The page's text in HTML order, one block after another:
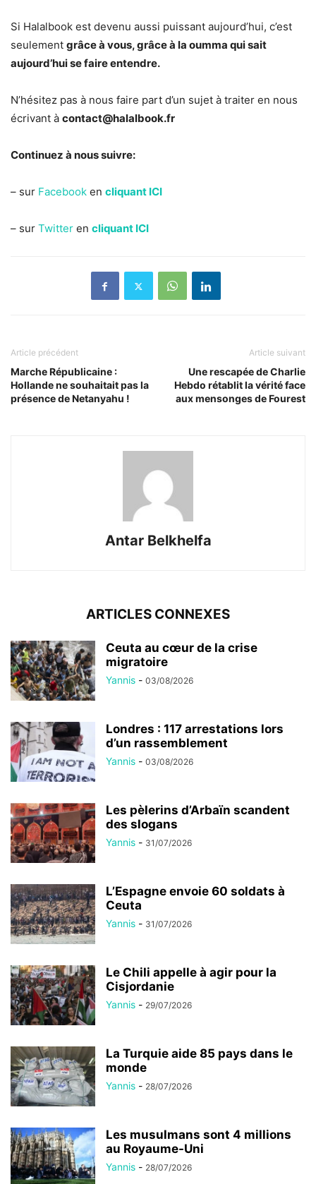
Si Halalbook est devenu aussi puissant aujourd’hui, c’est
seulement grâce à vous, grâce à la oumma qui sait
aujourd’hui se faire entendre.
N’hésitez pas à nous faire part d’un sujet à traiter en nous
écrivant à contact@halalbook.fr
Continuez à nous suivre:
– sur Facebook en cliquant ICI
– sur Twitter en cliquant ICI
Article précédent
Marche Républicaine :
Hollande ne souhaitait pas la
présence de Netanyahu !
Article suivant
Une rescapée de Charlie
Hebdo rétablit la vérité face
aux mensonges de Fourest
Antar Belkhelfa
ARTICLES CONNEXES
Ceuta au cœur de la crise
migratoire
Yannis - 03/08/2026
Londres : 117 arrestations lors
d’un rassemblement
Yannis - 03/08/2026
Les pèlerins d’Arbaïn scandent
des slogans
Yannis - 31/07/2026
L’Espagne envoie 60 soldats à
Ceuta
Yannis - 31/07/2026
Le Chili appelle à agir pour la
Cisjordanie
Yannis - 29/07/2026
La Turquie aide 85 pays dans le
monde
Yannis - 28/07/2026
Les musulmans sont 4 millions
au Royaume-Uni
Yannis - 28/07/2026